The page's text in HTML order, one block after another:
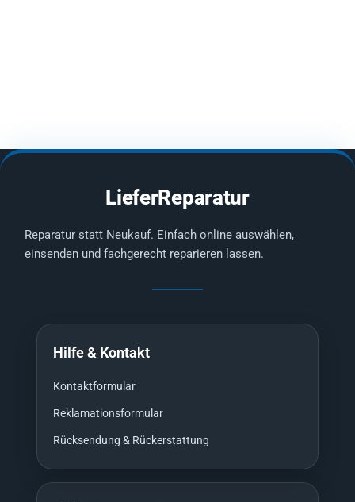
LieferReparatur
Reparatur statt Neukauf. Einfach online auswählen,
einsenden und fachgerecht reparieren lassen.
Hilfe & Kontakt
Kontaktformular
Reklamationsformular
Rücksendung & Rückerstattung